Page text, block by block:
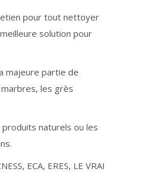
pour tout nettoyer
solution pour
majeure partie de
les grès
naturels ou les
ECA, ERES, LE VRAI